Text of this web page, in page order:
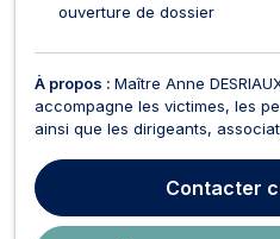
ouverture de dossier
À propos : Maître Anne
accompagne les victimes, les
ainsi que les dirigeants,
droits. Elle intervient
expertise reconnue dans les
Contacter